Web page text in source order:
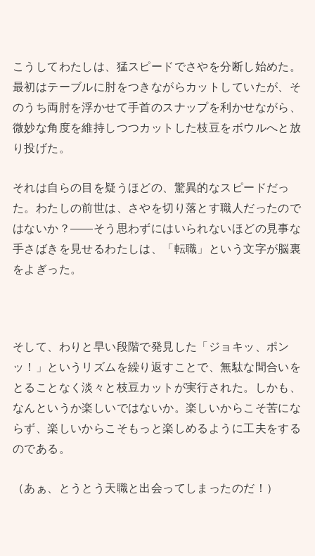
こうしてわたしは、猛スピードでさやを分断し始めた。
最初はテーブルに肘をつきながらカットしていたが、そ
のうち両肘を浮かせて手首のスナップを利かせながら、
微妙な角度を維持しつつカットした枝豆をボウルへと放
り投げた。
それは自らの目を疑うほどの、驚異的なスピードだっ
た。わたしの前世は、さやを切り落とす職人だったので
はないか？——そう思わずにはいられないほどの見事な
手さばきを見せるわたしは、「転職」という文字が脳裏
をよぎった。
そして、わりと早い段階で発見した「ジョキッ、ポン
ッ！」というリズムを繰り返すことで、無駄な間合いを
とることなく淡々と枝豆カットが実行された。しかも、
なんというか楽しいではないか。楽しいからこそ苦にな
らず、楽しいからこそもっと楽しめるように工夫をする
のである。
（あぁ、とうとう天職と出会ってしまったのだ！）